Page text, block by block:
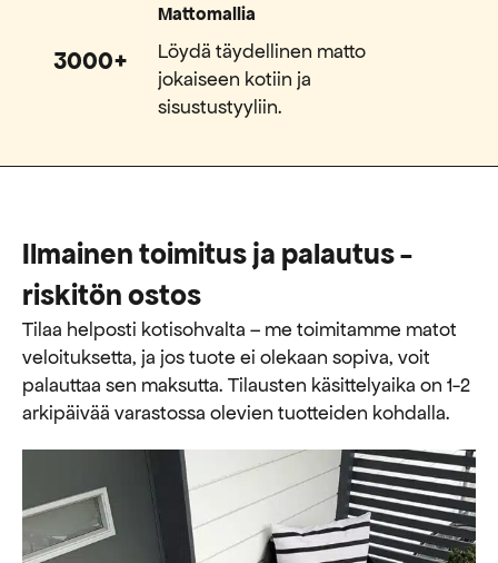
3000+
Mattomallia
Löydä täydellinen matto
jokaiseen kotiin ja
sisustustyyliin.
Ilmainen toimitus ja palautus -
riskitön ostos
Tilaa helposti kotisohvalta – me toimitamme matot
veloituksetta, ja jos tuote ei olekaan sopiva, voit
palauttaa sen maksutta. ​​Tilausten käsittelyaika on 1-2
arkipäivää varastossa olevien tuotteiden kohdalla.